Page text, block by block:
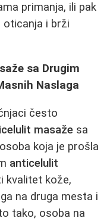
primanja, ili pak
oticanja i brži
sa Drugim
Naslaga
često
masaže sa
koja je prošla
anticelulit
kvalitet kože,
na druga mesta i
tako, osoba na